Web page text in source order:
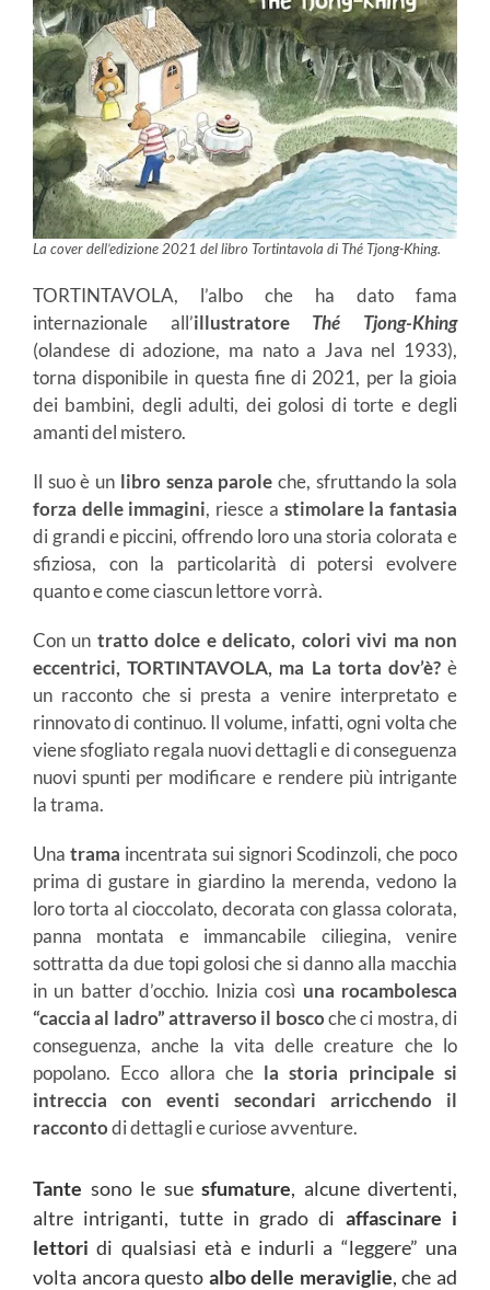
La cover dell’edizione 2021 del libro Tortintavola di Thé Tjong-Khing.
TORTINTAVOLA, l’albo che ha dato fama
internazionale all’illustratore Thé Tjong-Khing
(olandese di adozione, ma nato a Java nel 1933),
torna disponibile in questa fine di 2021, per la gioia
dei bambini, degli adulti, dei golosi di torte e degli
amanti del mistero.
Il suo è un libro senza parole che, sfruttando la sola
forza delle immagini, riesce a stimolare la fantasia
di grandi e piccini, offrendo loro una storia colorata e
sfiziosa, con la particolarità di potersi evolvere
quanto e come ciascun lettore vorrà.
Con un tratto dolce e delicato, colori vivi ma non
eccentrici, TORTINTAVOLA, ma La torta dov’è?è
un racconto che si presta a venire interpretato e
rinnovato di continuo. Il volume, infatti, ogni volta che
viene sfogliato regala nuovi dettagli e di conseguenza
nuovi spunti per modificare e rendere più intrigante
la trama.
Una trama incentrata sui signori Scodinzoli, che poco
prima di gustare in giardino la merenda, vedono la
loro torta al cioccolato, decorata con glassa colorata,
panna montata e immancabile ciliegina, venire
sottratta da due topi golosi che si danno alla macchia
in un batter d’occhio. Inizia così una rocambolesca
“caccia al ladro” attraverso il boscoche ci mostra, di
conseguenza, anche la vita delle creature che lo
popolano. Ecco allora che la storia principale si
intreccia con eventi secondari
arricchendo il
raccontodi dettagli e curiose avventure.
Tante sono le sue sfumature, alcune divertenti,
altre intriganti, tutte in grado di affascinare i
lettori di qualsiasi età e indurli a “leggere” una
volta ancora questo albo delle meraviglie, che ad